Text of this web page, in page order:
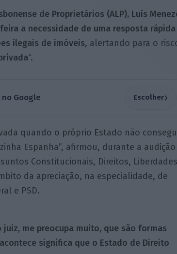
de Proprietários (ALP), Luís
a necessidade de uma resposta rápida
ilegais de imóveis, alertando para o
“.
Google Escolher›
quando o próprio Estado não
Espanha”, afirmou, durante a audição
Constitucionais, Direitos,
da apreciação, na especialidade, de
e PSD.
me preocupa muito, que são formas
significa que o Estado de Direito